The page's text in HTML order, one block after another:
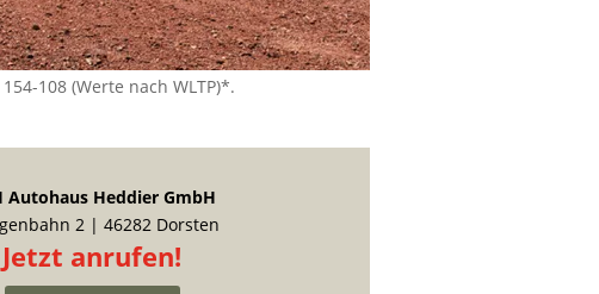
108 (Werte nach WLTP)*.
Autohaus Heddier GmbH
2 | 46282 Dorsten
Jetzt anrufen!